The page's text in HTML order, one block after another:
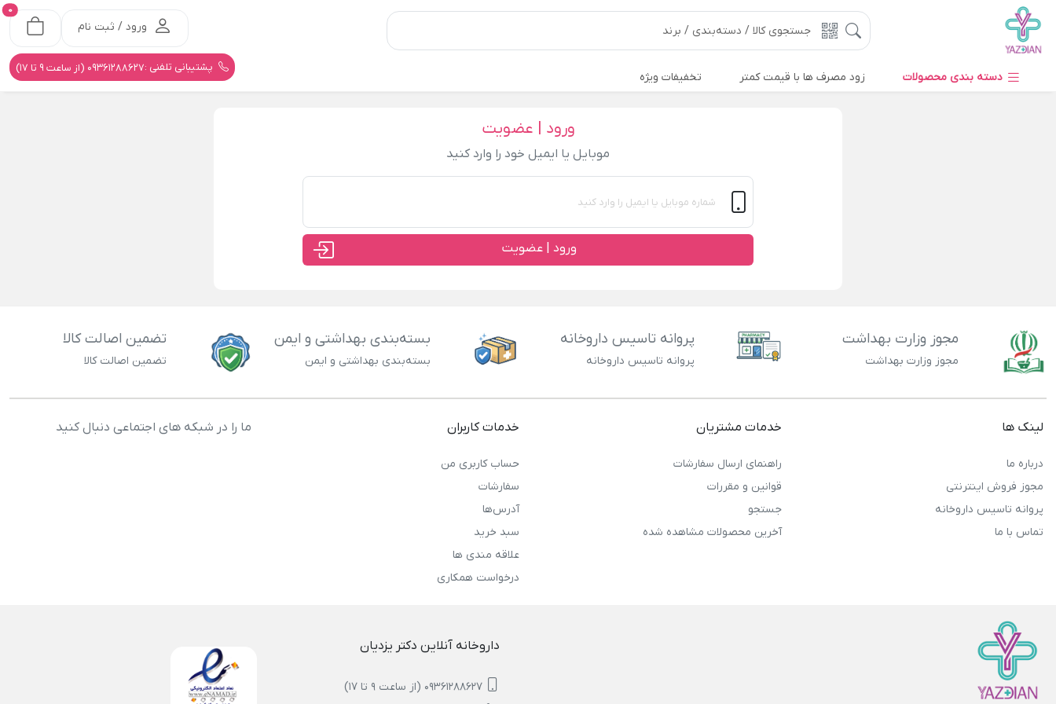
ورود / ثبت نام
0
پشتیبانی تلفنی :09361288627 (از ساعت 9 تا 17)
دسته بندی محصولات زود مصرف ها با قیمت کمتر تخفیفات ویژه
ورود | عضویت
موبایل یا ایمیل خود را وارد کنید
ورود | عضویت
مجوز وزارت بهداشت
مجوز وزارت بهداشت
پروانه تاسیس داروخانه
پروانه تاسیس داروخانه
بسته‌بندی بهداشتی و ایمن
بسته‌بندی بهداشتی و ایمن
تضمین اصالت کالا
تضمین اصالت کالا
لینک ها
درباره ما
مجوز فروش اینترنتی
پروانه تاسیس داروخانه
تماس با ما
خدمات مشتریان
راهنمای ارسال سفارشات
قوانین و مقررات
جستجو
آخرین محصولات مشاهده شده
خدمات کاربران
حساب کاربری من
سفارشات
آدرس‌ها
سبد خرید
علاقه مندی ها
درخواست همکاری
ما را در شبکه های اجتماعی دنبال کنید
داروخانه آنلاین دکتر یزدیان
09361288627 (از ساعت 9 تا 17)